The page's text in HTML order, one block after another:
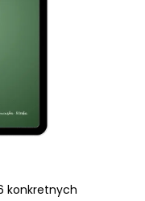
konkretnych